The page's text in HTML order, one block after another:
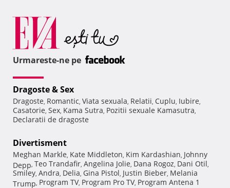
Urmareste-ne pe
Dragoste & Sex
Dragoste, Romantic, Viata sexuala, Relatii, Cuplu, Iubire,
Casatorie, Sex, Kama Sutra, Pozitii sexuale Kamasutra,
Declaratii de dragoste
Divertisment
Meghan Markle, Kate Middleton, Kim Kardashian, Johnny
Depp, Teo Trandafir, Angelina Jolie, Dana Rogoz, Dani Otil,
Smiley, Andra, Delia, Gina Pistol, Justin Bieber, Melania
Trump, Program TV, Program Pro TV, Program Antena 1